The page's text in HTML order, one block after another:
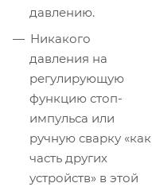
давлению.
Никакого
давления на
регулирующую
функцию стоп-
импульса или
ручную сварку «как
часть других
устройств» в этой